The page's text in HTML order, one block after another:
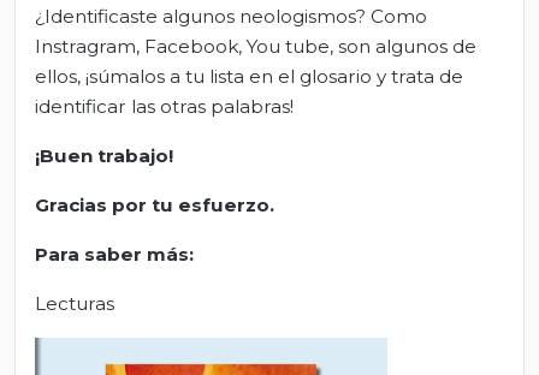
¿Identificaste algunos neologismos? Como
Instragram, Facebook, You tube, son algunos de
ellos, ¡súmalos a tu lista en el glosario y trata de
identificar las otras palabras!
¡Buen trabajo!
Gracias por tu esfuerzo.
Para saber más:
Lecturas